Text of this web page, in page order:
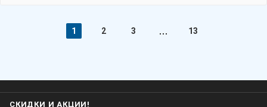
1 2 3 13
СКИДКИ И АКЦИИ!